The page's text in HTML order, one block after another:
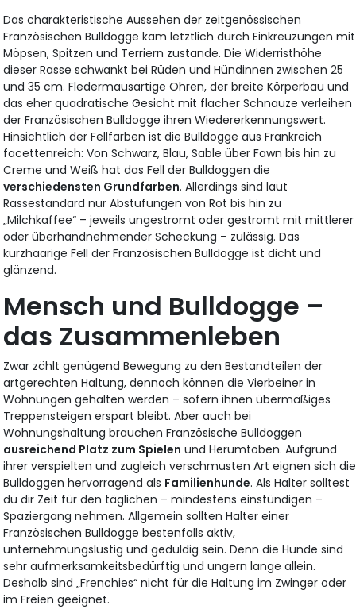
Das charakteristische Aussehen der zeitgenössischen
Französischen Bulldogge kam letztlich durch Einkreuzungen mit
Möpsen, Spitzen und Terriern zustande. Die Widerristhöhe
dieser Rasse schwankt bei Rüden und Hündinnen zwischen 25
und 35 cm. Fledermausartige Ohren, der breite Körperbau und
das eher quadratische Gesicht mit flacher Schnauze verleihen
der Französischen Bulldogge ihren Wiedererkennungswert.
Hinsichtlich der Fellfarben ist die Bulldogge aus Frankreich
facettenreich: Von Schwarz, Blau, Sable über Fawn bis hin zu
Creme und Weiß hat das Fell der Bulldoggen die
verschiedensten Grundfarben. Allerdings sind laut
Rassestandard nur Abstufungen von Rot bis hin zu
„Milchkaffee“ – jeweils ungestromt oder gestromt mit mittlerer
oder überhandnehmender Scheckung – zulässig. Das
kurzhaarige Fell der Französischen Bulldogge ist dicht und
glänzend.
Mensch und Bulldogge –
das Zusammenleben
Zwar zählt genügend Bewegung zu den Bestandteilen der
artgerechten Haltung, dennoch können die Vierbeiner in
Wohnungen gehalten werden – sofern ihnen übermäßiges
Treppensteigen erspart bleibt. Aber auch bei
Wohnungshaltung brauchen Französische Bulldoggen
ausreichend Platz zum Spielen und Herumtoben. Aufgrund
ihrer verspielten und zugleich verschmusten Art eignen sich die
Bulldoggen hervorragend als Familienhunde. Als Halter solltest
du dir Zeit für den täglichen – mindestens einstündigen –
Spaziergang nehmen. Allgemein sollten Halter einer
Französischen Bulldogge bestenfalls aktiv,
unternehmungslustig und geduldig sein. Denn die Hunde sind
sehr aufmerksamkeitsbedürftig und ungern lange allein.
Deshalb sind „Frenchies“ nicht für die Haltung im Zwinger oder
im Freien geeignet.